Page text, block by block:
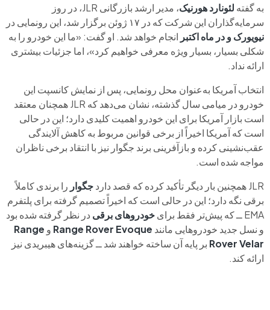
به گفته لئونارد هورنیک
، مدیر ارشد بازرگانی JLR، در روز
سرمایه‌گذاران این شرکت که در ۱۷ ژوئن برگزار شد، این رونمایی در
نیویورک و در ماه اکتبر انجام خواهد شد. او گفت: «ما این خودرو را به
شکلی بسیار، بسیار ویژه معرفی خواهیم کرد»، اما جزئیات بیشتری
ارائه نداد.
انتخاب آمریکا به‌عنوان محل رونمایی، پس از نمایش کانسپت این
خودرو در میامی سال گذشته، نشان می‌دهد که JLR همچنان معتقد
است بازار آمریکا برای این خودرو اهمیت کلیدی دارد؛ این در حالی
است که آمریکا اخیراً از برخی قوانین مربوط به کاهش آلایندگی
عقب‌نشینی کرده و بازآفرینی برند جگوار نیز با انتقاد برخی ناظران
مواجه شده است.
JLR همچنین بار دیگر تأکید کرده که قصد دارد
جگوار را برندی کاملاً
برقی نگه دارد؛ این در حالی است که اخیراً تصمیم گرفته برای پلتفرم
EMA ــ که پیش‌تر فقط برای
خودروهای برقی در نظر گرفته شده بود
و نسل جدید خودروهایی مانند Range Rover Evoque و Range
Rover Velar بر پایه آن ساخته خواهند شد ــ گزینه‌های هیبریدی نیز
ارائه کند.